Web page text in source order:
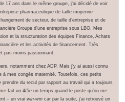
17 ans dans le même groupe, j’ai décidé de voir
pharmaceutique de taille moyenne
de secteur, de taille d’entreprise et de
Groupe d’une entreprise sous LBO. Mes
et la structuration des équipes Finance, Achats
et les activités de financement. Très
pas moins passionnant.
notamment chez ADP. Mais j’y ai aussi connu
à mes congés maternité. Toutefois, ces petits
du recul par rapport au travail qui a toujours
fait un 4/5e un temps quand le poste qu’on me
– un vrai win-win car par la suite, j’ai retrouvé un